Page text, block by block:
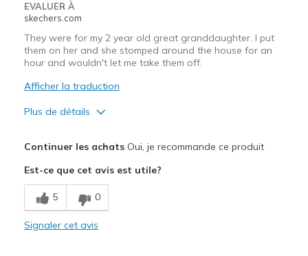
EVALUER À
skechers.com
They were for my 2 year old great granddaughter. I put
them on her and she stomped around the house for an
hour and wouldn't let me take them off.
Afficher la traduction
Plus de détails
Comfortable
Durable
Continuer les achatsOui, je recommande ce produit
Est-ce que cet avis est utile?
5 0
Signaler cet avis